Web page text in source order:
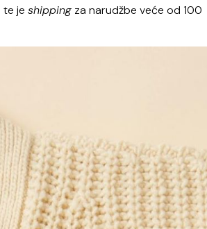
te je shipping za narudžbe veće od 100